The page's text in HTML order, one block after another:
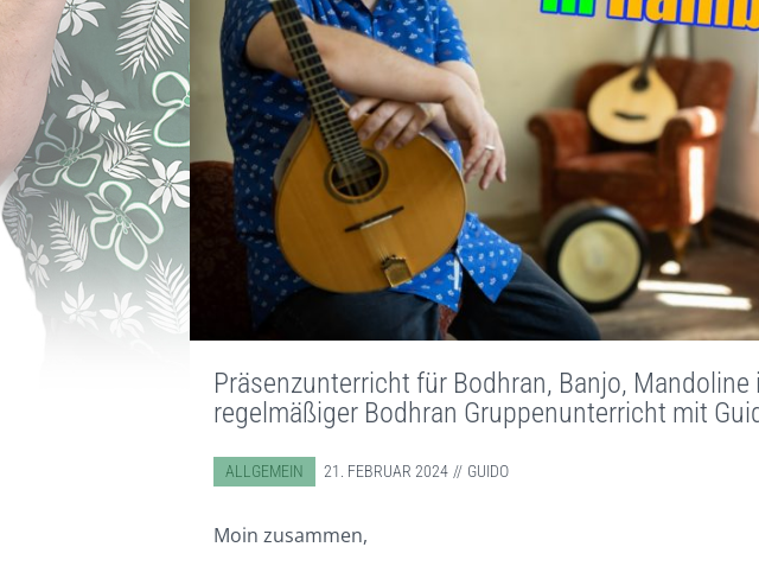
Präsenzunterricht für Bodhran, Banjo, Mandoline
regelmäßiger Bodhran Gruppenunterricht mit
ABGELEGT IN:
ALLGEMEIN 21. FEBRUAR 2024 GUIDO
Moin zusammen,